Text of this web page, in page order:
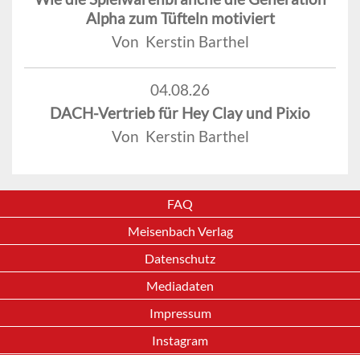
Alpha zum Tüfteln motiviert
Von Kerstin Barthel
04.08.26
DACH-Vertrieb für Hey Clay und Pixio
Von Kerstin Barthel
FAQ
Meisenbach Verlag
Datenschutz
Mediadaten
Impressum
Instagram